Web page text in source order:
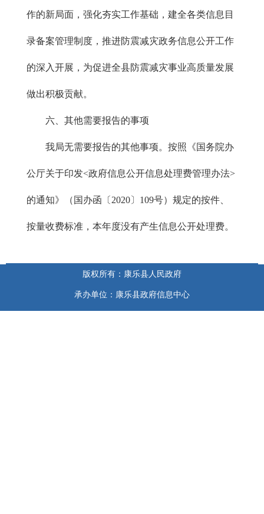
作的新局面，强化夯实工作基础，建全各类信息目
录备案管理制度，推进防震减灾政务信息公开工作
的深入开展，为促进全县防震减灾事业高质量发展
做出积极贡献。
六、其他需要报告的事项
我局无需要报告的其他事项。按照《国务院办
公厅关于印发<政府信息公开信息处理费管理办法>
的通知》（国办函〔2020〕109号）规定的按件、
按量收费标准，本年度没有产生信息公开处理费。
版权所有：康乐县人民政府
承办单位：康乐县政府信息中心